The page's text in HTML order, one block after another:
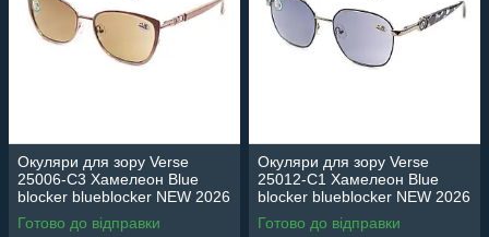
Окуляри для зору Verse
25006-C3 Хамелеон Blue
blocker blueblocker NEW 2026
Готово до відправки
Окуляри для зору Verse
25012-C1 Хамелеон Blue
blocker blueblocker NEW 2026
Готово до відправки